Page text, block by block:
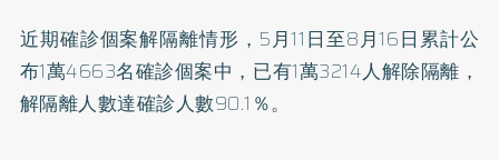
近期確診個案解隔離情形，5月11日至8月16日累計公
布1萬4663名確診個案中，已有1萬3214人解除隔離，
解隔離人數達確診人數90.1％。